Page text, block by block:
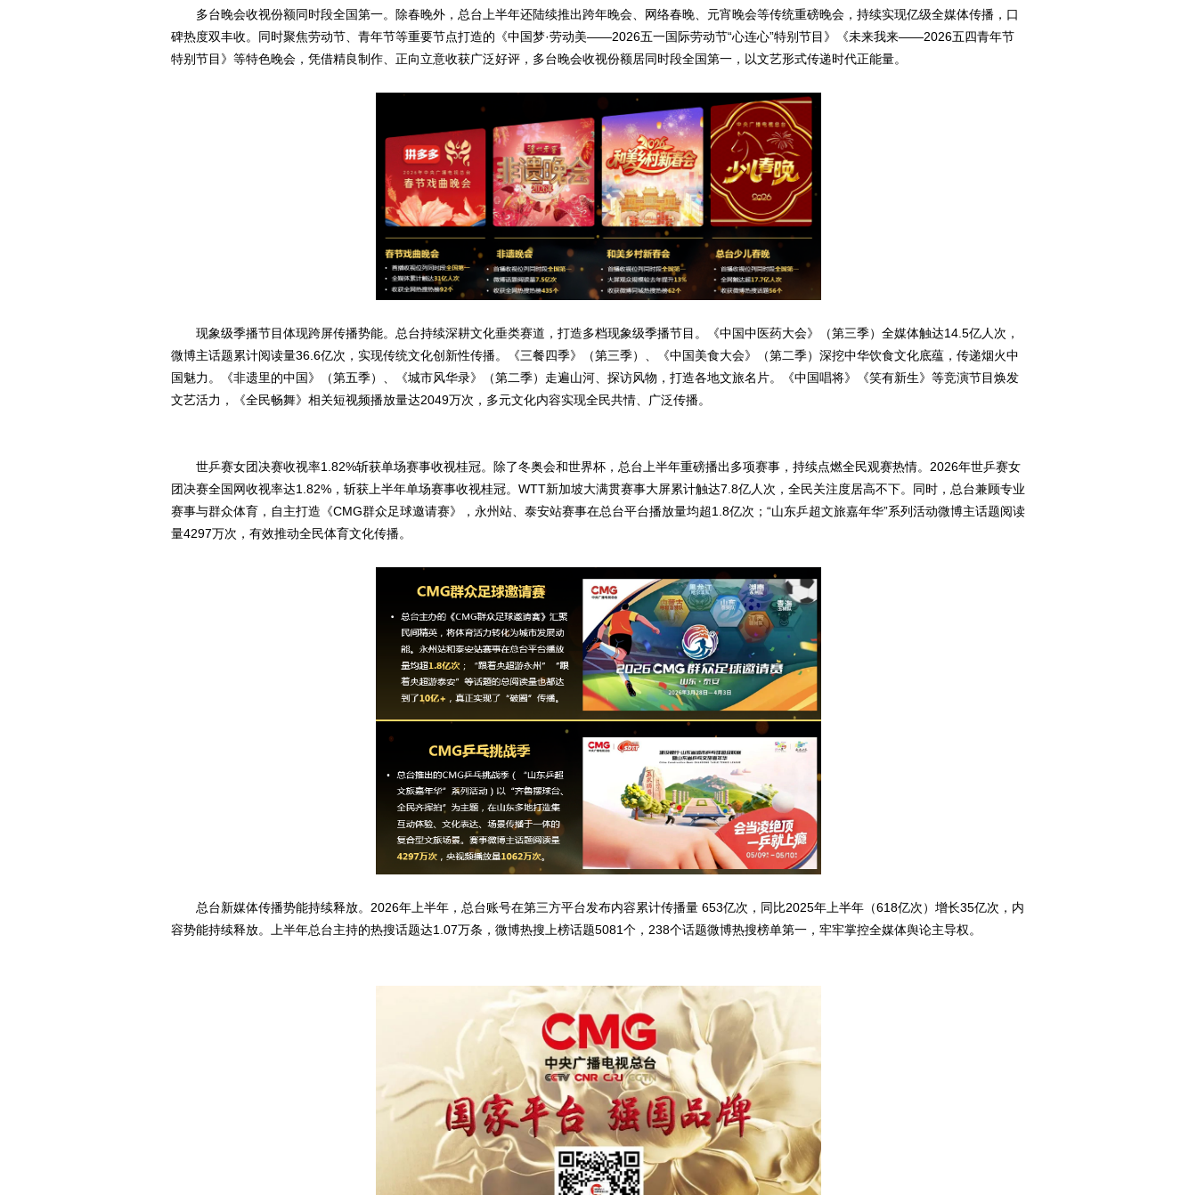
多台晚会收视份额同时段全国第一。除春晚外，总台上半年还陆续推出跨年晚会、网络春晚、元宵晚会等传统重磅晚会，持续实现亿级全媒体传播，口
碑热度双丰收。同时聚焦劳动节、青年节等重要节点打造的《中国梦·劳动美——2026五一国际劳动节“心连心”特别节目》《未来我来——2026五四青年节
特别节目》等特色晚会，凭借精良制作、正向立意收获广泛好评，多台晚会收视份额居同时段全国第一，以文艺形式传递时代正能量。
现象级季播节目体现跨屏传播势能。总台持续深耕文化垂类赛道，打造多档现象级季播节目。《中国中医药大会》（第三季）全媒体触达14.5亿人次，
微博主话题累计阅读量36.6亿次，实现传统文化创新性传播。《三餐四季》（第三季）、《中国美食大会》（第二季）深挖中华饮食文化底蕴，传递烟火中
国魅力。《非遗里的中国》（第五季）、《城市风华录》（第二季）走遍山河、探访风物，打造各地文旅名片。《中国唱将》《笑有新生》等竞演节目焕发
文艺活力，《全民畅舞》相关短视频播放量达2049万次，多元文化内容实现全民共情、广泛传播。
世乒赛女团决赛收视率1.82%斩获单场赛事收视桂冠。除了冬奥会和世界杯，总台上半年重磅播出多项赛事，持续点燃全民观赛热情。2026年世乒赛女
团决赛全国网收视率达1.82%，斩获上半年单场赛事收视桂冠。WTT新加坡大满贯赛事大屏累计触达7.8亿人次，全民关注度居高不下。同时，总台兼顾专业
赛事与群众体育，自主打造《CMG群众足球邀请赛》，永州站、泰安站赛事在总台平台播放量均超1.8亿次；“山东乒超文旅嘉年华”系列活动微博主话题阅读
量4297万次，有效推动全民体育文化传播。
总台新媒体传播势能持续释放。2026年上半年，总台账号在第三方平台发布内容累计传播量 653亿次，同比2025年上半年（618亿次）增长35亿次，内
容势能持续释放。上半年总台主持的热搜话题达1.07万条，微博热搜上榜话题5081个，238个话题微博热搜榜单第一，牢牢掌控全媒体舆论主导权。